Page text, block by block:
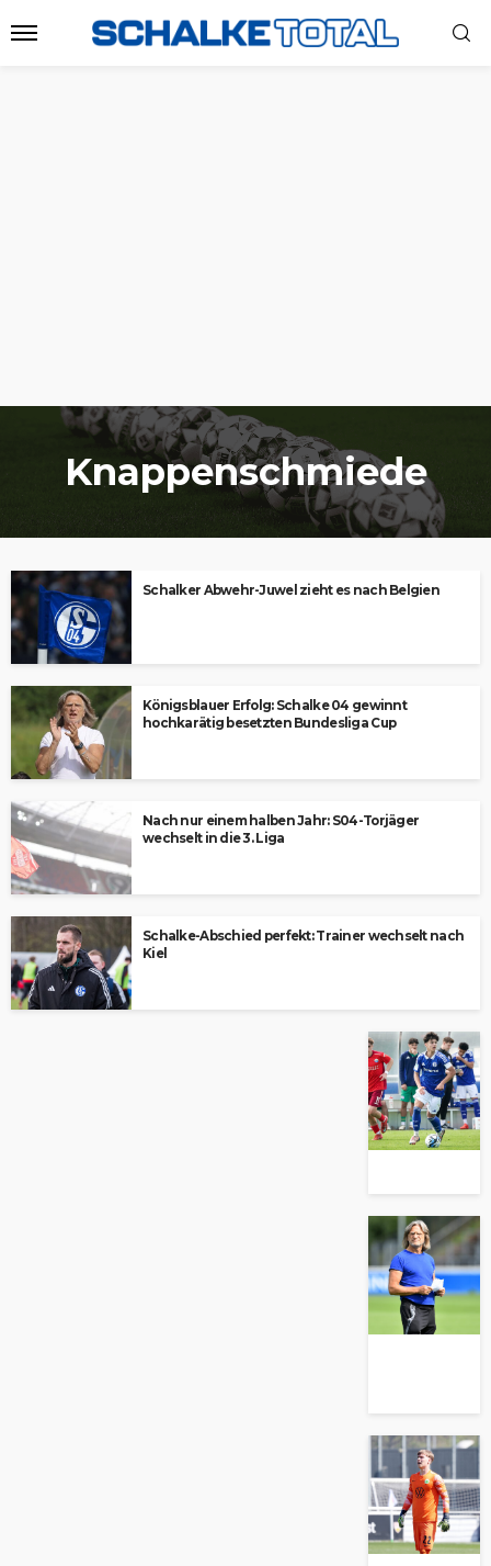
Knappenschmiede
Schalker Abwehr-Juwel zieht es nach Belgien
Königsblauer Erfolg: Schalke 04 gewinnt
hochkarätig besetzten Bundesliga Cup
Nach nur einem halben Jahr: S04-Torjäger
wechselt in die 3. Liga
Schalke-Abschied perfekt: Trainer wechselt nach
Kiel